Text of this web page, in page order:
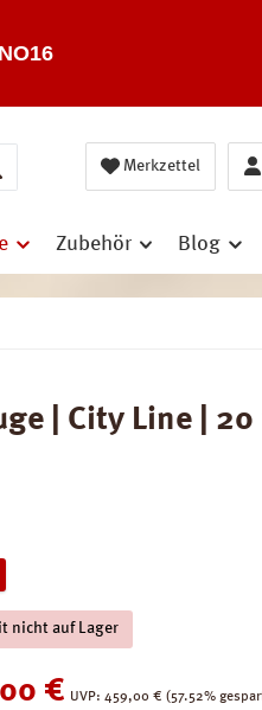
Merkzettel
Zubehör Blog
| City Line | 20
nicht auf Lager
€ UVP: Regulärer Preis:
459,00 € (57.52%